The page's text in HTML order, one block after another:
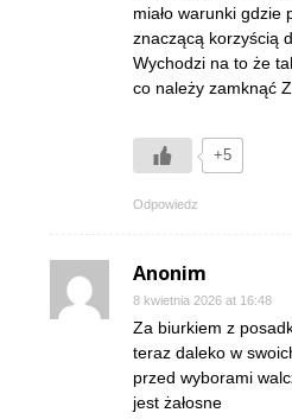
miało warunki gdzie
znaczącą korzyścią
Wychodzi na to że
co należy zamknąć
+5
Odpowiedz
Anonim
8 kwietnia 2026 at 16:48
Za biurkiem z
teraz daleko w
przed wyborami
jest żałosne